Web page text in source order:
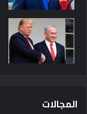
المجالات